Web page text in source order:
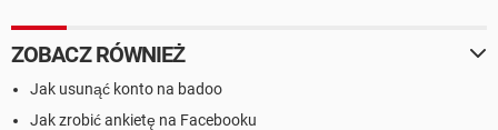
ZOBACZ RÓWNIEŻ
Jak usunąć konto na badoo
Jak zrobić ankietę na Facebooku